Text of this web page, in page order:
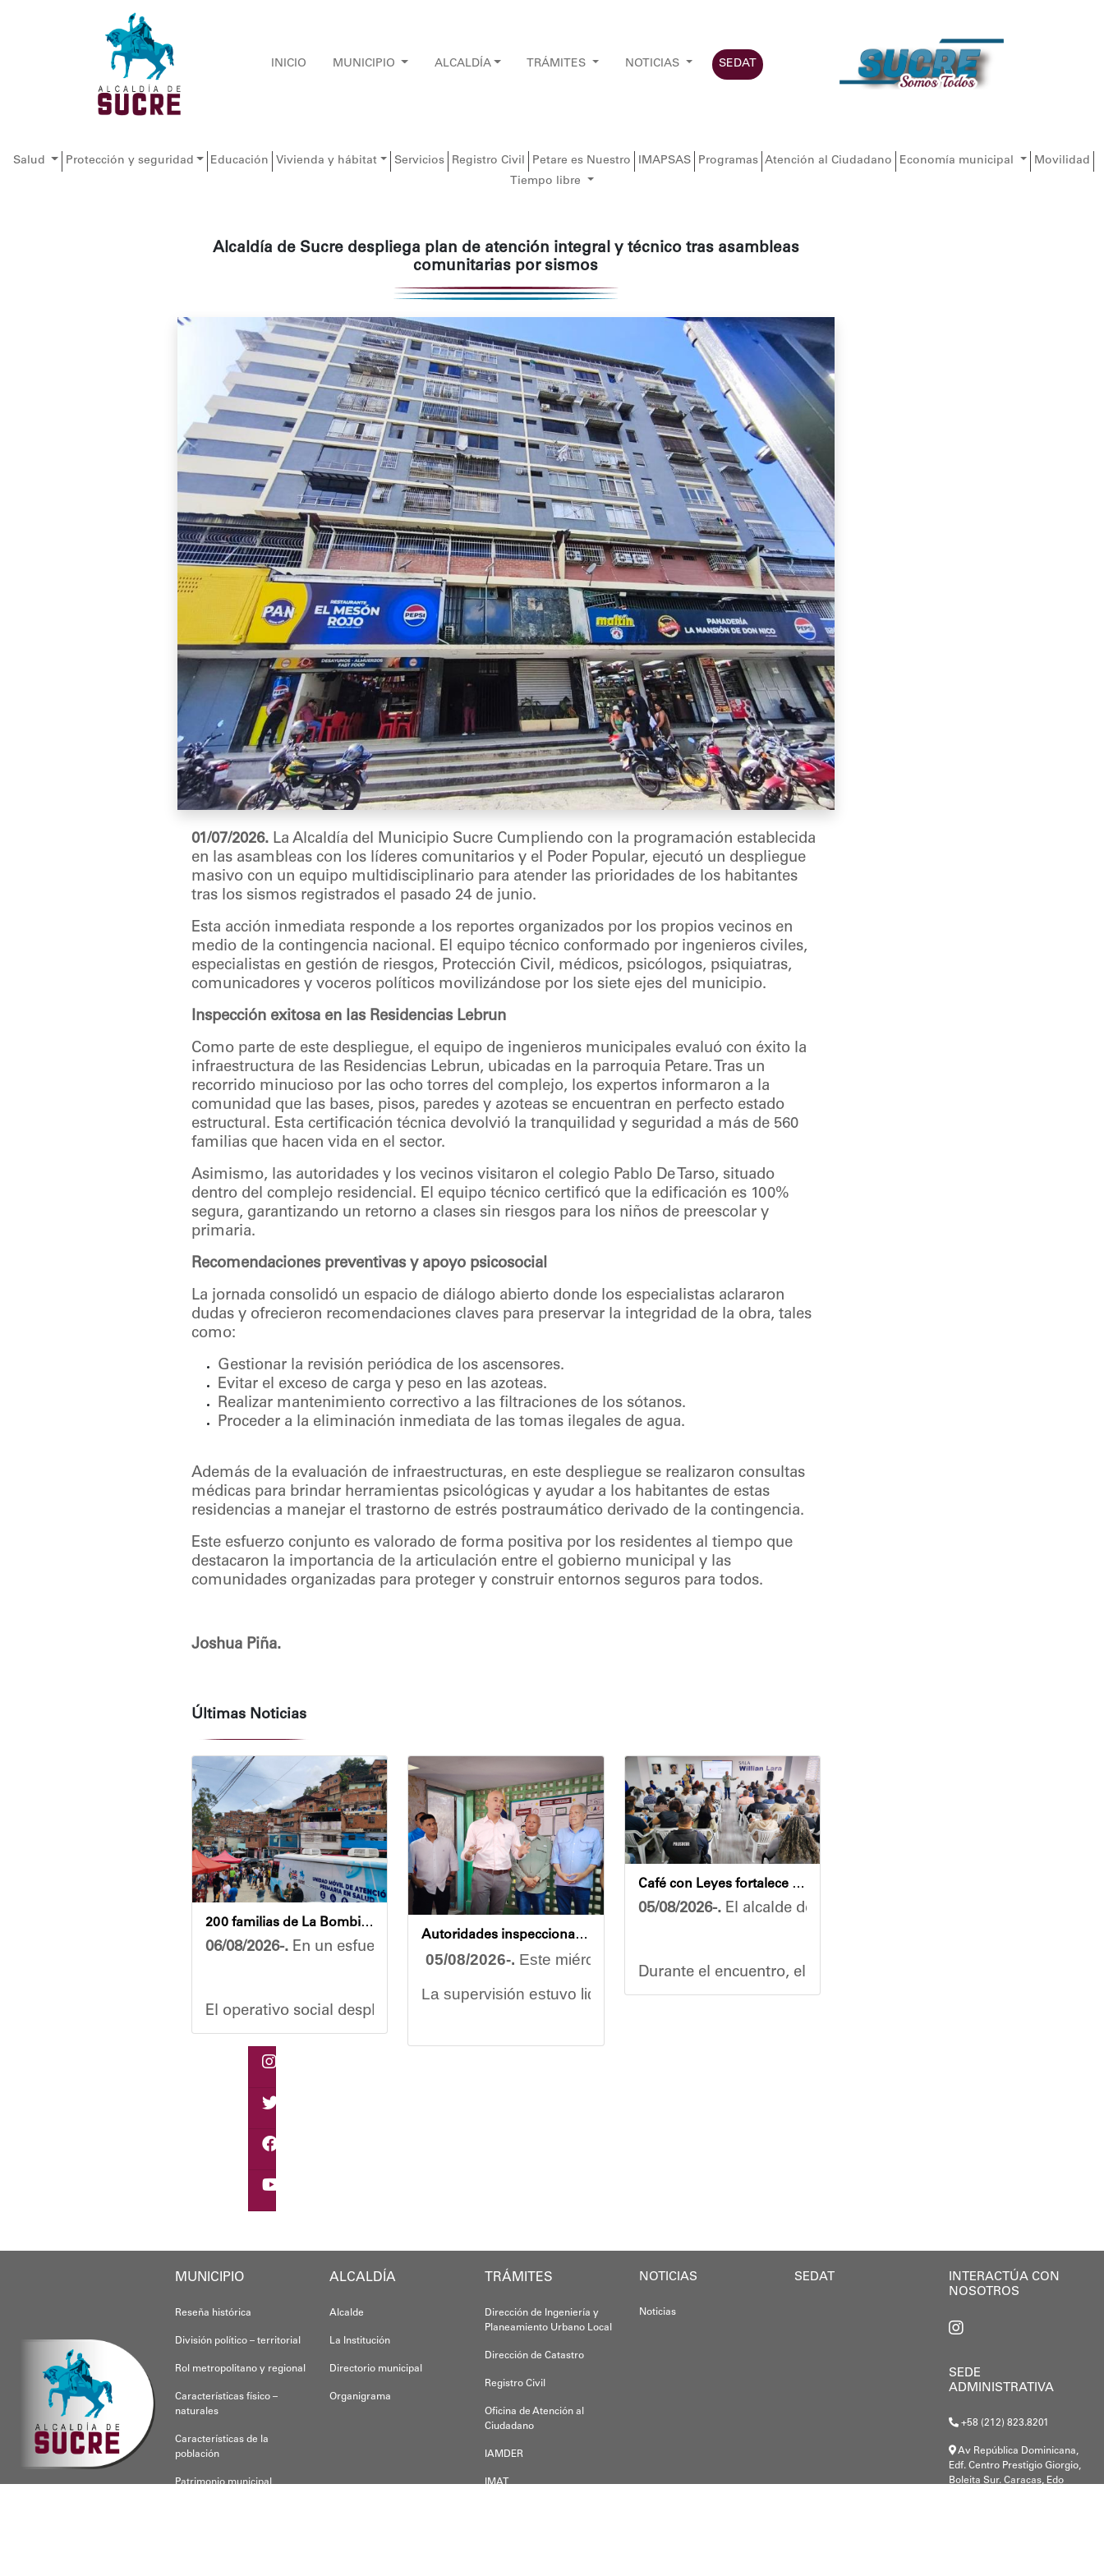
INICIO MUNICIPIO ALCALDÍA TRÁMITES NOTICIAS SEDAT
Salud Protección y seguridad Educación Vivienda y hábitat Servicios Registro Civil Petare es Nuestro IMAPSAS Programas Atención al Ciudadano Economía municipal
Movilidad
Tiempo libre
Alcaldía de Sucre despliega plan de atención integral y técnico tras asambleas
comunitarias por sismos
01/07/2026. La Alcaldía del Municipio Sucre Cumpliendo con la programación establecida
en las asambleas con los líderes comunitarios y el Poder Popular, ejecutó un despliegue
masivo con un equipo multidisciplinario para atender las prioridades de los habitantes
tras los sismos registrados el pasado 24 de junio.
Esta acción inmediata responde a los reportes organizados por los propios vecinos en
medio de la contingencia nacional. El equipo técnico conformado por ingenieros civiles,
especialistas en gestión de riesgos, Protección Civil, médicos, psicólogos, psiquiatras,
comunicadores y voceros políticos movilizándose por los siete ejes del municipio.
Inspección exitosa en las Residencias Lebrun
Como parte de este despliegue, el equipo de ingenieros municipales evaluó con éxito la
infraestructura de las Residencias Lebrun, ubicadas en la parroquia Petare. Tras un
recorrido minucioso por las ocho torres del complejo, los expertos informaron a la
comunidad que las bases, pisos, paredes y azoteas se encuentran en perfecto estado
estructural. Esta certificación técnica devolvió la tranquilidad y seguridad a más de 560
familias que hacen vida en el sector.
Asimismo, las autoridades y los vecinos visitaron el colegio Pablo De Tarso, situado
dentro del complejo residencial. El equipo técnico certificó que la edificación es 100%
segura, garantizando un retorno a clases sin riesgos para los niños de preescolar y
primaria.
Recomendaciones preventivas y apoyo psicosocial
La jornada consolidó un espacio de diálogo abierto donde los especialistas aclararon
dudas y ofrecieron recomendaciones claves para preservar la integridad de la obra, tales
como:
Gestionar la revisión periódica de los ascensores.
Evitar el exceso de carga y peso en las azoteas.
Realizar mantenimiento correctivo a las filtraciones de los sótanos.
Proceder a la eliminación inmediata de las tomas ilegales de agua.
Además de la evaluación de infraestructuras, en este despliegue se realizaron consultas
médicas para brindar herramientas psicológicas y ayudar a los habitantes de estas
residencias a manejar el trastorno de estrés postraumático derivado de la contingencia.
Este esfuerzo conjunto es valorado de forma positiva por los residentes al tiempo que
destacaron la importancia de la articulación entre el gobierno municipal y las
comunidades organizadas para proteger y construir entornos seguros para todos.
Joshua Piña.
Últimas Noticias
200 familias de La Bombilla atendidas en jornada integral
06/08/2026-. En un esfuerzo conjunto por garantizar el bienestar de las comunidades, la Alcaldía del Municipio Sucre y el
El operativo social desplegó un equipo multidisciplinario que ofreció atención médica primaria y servicios de cuidado
Eudicis Viva, habitante de la comunidad y beneficiaria del operativo, destacó la efectividad y relevancia de la actividad: “La
Autoridades inspeccionan obras de rehabilitación en la U.E.N. José Antonio Calcaño en Caucagüita
05/08/2026-. Este miércoles se llevó a cabo un recorrido de inspección en las instalaciones
La supervisión estuvo liderada por el ministro del Poder Popular para la Educación, Héctor
Las obras en ejecución contemplan
Café con Leyes fortalece el análisis jurídico y constitucional en el municipio Sucre
05/08/2026-.El alcalde del municipio Sucre, Diógenes Lara,
Durante el encuentro, el mandatario municipal se reunió con un
MUNICIPIO
Reseña histórica
División político – territorial
Rol metropolitano y regional
Características físico –
naturales
Características de la
población
Patrimonio municipal
ALCALDÍA
Alcalde
La Institución
Directorio municipal
Organigrama
TRÁMITES
Dirección de Ingeniería y
Planeamiento Urbano Local
Dirección de Catastro
Registro Civil
Oficina de Atención al
Ciudadano
IAMDER
IMAT
NOTICIAS
Noticias
SEDAT
INTERACTÚA CON
NOSOTROS
SEDE
ADMINISTRATIVA
+58 (212) 823.8201
Av República Dominicana,
Edf. Centro Prestigio Giorgio,
Boleita Sur. Caracas, Edo